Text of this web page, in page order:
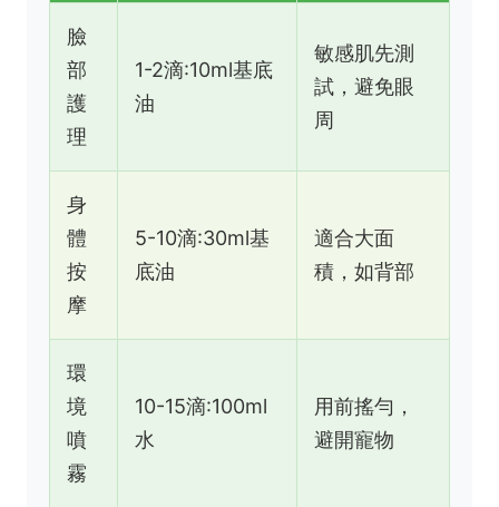
臉
部
護
理
1-2滴:10ml基底
油
敏感肌先測
試，避免眼
周
身
體
按
摩
5-10滴:30ml基
底油
適合大面
積，如背部
環
境
噴
霧
10-15滴:100ml
水
用前搖勻，
避開寵物